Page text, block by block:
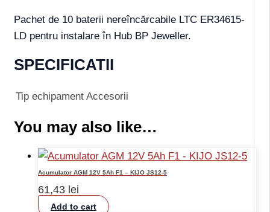
Pachet de 10 baterii nereîncărcabile LTC ER34615-
LD pentru instalare în Hub BP Jeweller.
SPECIFICATII
Tip echipament Accesorii
You may also like…
Acumulator AGM 12V 5Ah F1 – KIJO JS12-5
61,43 lei
Add to cart